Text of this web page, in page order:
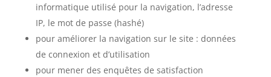
informatique utilisé pour la navigation, l’adresse
IP, le mot de passe (hashé)
pour améliorer la navigation sur le site : données
de connexion et d’utilisation
pour mener des enquêtes de satisfaction